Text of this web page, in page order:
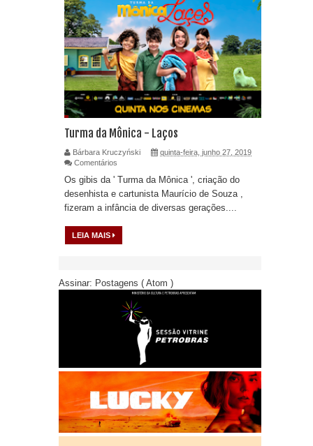
Turma da Mônica - Laços
Bárbara Kruczyński
quinta-feira, junho 27, 2019
Comentários
Os gibis da ' Turma da Mônica ', criação do
desenhista e cartunista Maurício de Souza ,
fizeram a infância de diversas gerações....
LEIA MAIS
Assinar: Postagens ( Atom )